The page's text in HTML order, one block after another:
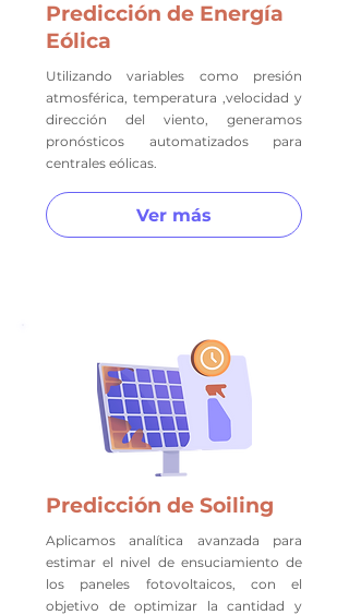
Predicción de Energía
Eólica
Utilizando variables como presión
atmosférica, temperatura ,velocidad y
dirección del viento, generamos
pronósticos automatizados para
centrales eólicas.
Ver más
Predicción de Soiling
Aplicamos analítica avanzada para
estimar el nivel de ensuciamiento de
los paneles fotovoltaicos, con el
objetivo de optimizar la cantidad y